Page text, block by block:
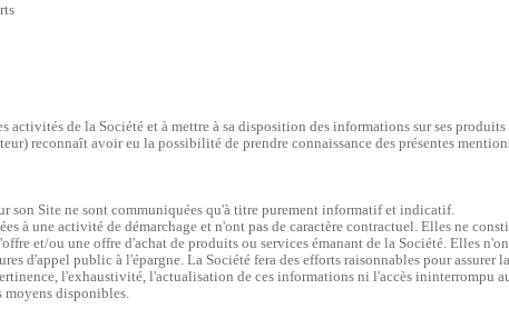
activités de la Société et à mettre à sa disposition des informations sur ses
reconnaît avoir eu la possibilité de prendre connaissance des présentes
son Site ne sont communiquées qu'à titre purement informatif et indicatif.
à une activité de démarchage et n'ont pas de caractère contractuel. Elles ne
et/ou une offre d'achat de produits ou services émanant de la Société. Elles
d'appel public à l'épargne. La Société fera des efforts raisonnables pour
l'exhaustivité, l'actualisation de ces informations ni l'accès ininterrompu
moyens disponibles.